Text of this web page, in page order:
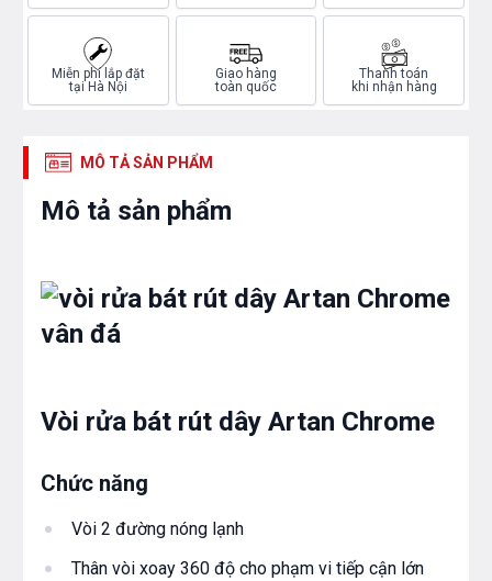
Miễn phí lắp đặt
tại Hà Nội
Giao hàng
toàn quốc
Thanh toán
khi nhận hàng
MÔ TẢ SẢN PHẨM
Mô tả sản phẩm
Vòi rửa bát rút dây Artan Chrome
Chức năng
Vòi 2 đường nóng lạnh
Thân vòi xoay 360 độ cho phạm vi tiếp cận lớn